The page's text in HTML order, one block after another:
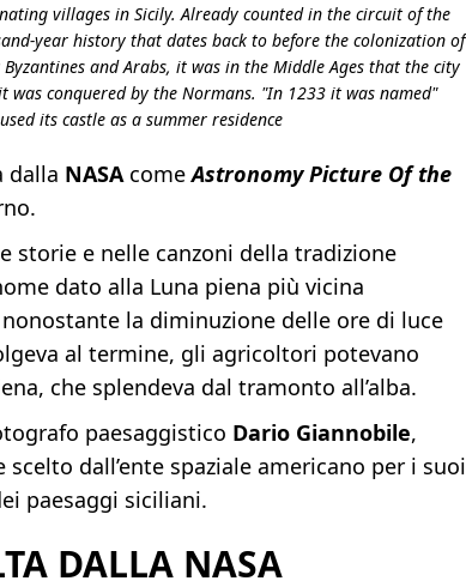
villages in Sicily. Already counted in the circuit of the
year history that dates back to before the colonization of
and Arabs, it was in the Middle Ages that the city
conquered by the Normans. "In 1233 it was named"
its castle as a summer residence
dalla NASAcomeAstronomy Picture Of the
storie e nelle canzoni della tradizione
dato alla Luna piena più vicina
nonostante la diminuzione delle ore di luce
al termine, gli agricoltori potevano
che splendeva dal tramonto all’alba.
paesaggistico Dario Giannobile,
dall’ente spaziale americano per i suoi
paesaggi siciliani.
DALLA NASA